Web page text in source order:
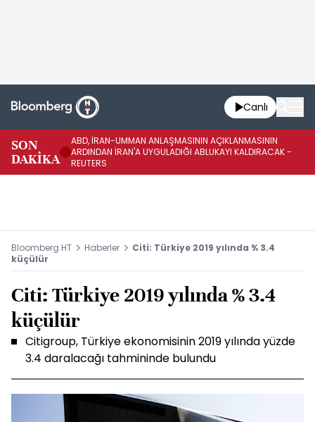
Canlı
SON
DAKİKA
ABD, İRAN-UMMAN ANLAŞMASININ AÇIKLANMASININ
ARDINDAN İRAN'A UYGULADIĞI ABLUKAYI KALDIRACAK -
REUTERS
Bloomberg HT Haberler
Citi: Türkiye 2019 yılında % 3.4
küçülür
Citi: Türkiye 2019 yılında % 3.4
küçülür
Citigroup, Türkiye ekonomisinin 2019 yılında yüzde
3.4 daralacağı tahmininde bulundu